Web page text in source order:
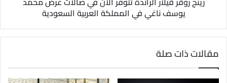
يوسف ناغي في المملكة العربية السعودية
مقالات ذات صلة